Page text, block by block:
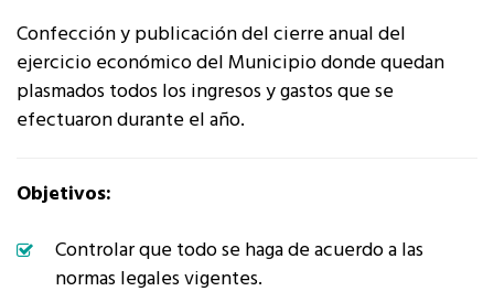
Confección y publicación del cierre anual del
ejercicio económico del Municipio donde quedan
plasmados todos los ingresos y gastos que se
efectuaron durante el año.
Objetivos:
Controlar que todo se haga de acuerdo a las
normas legales vigentes.